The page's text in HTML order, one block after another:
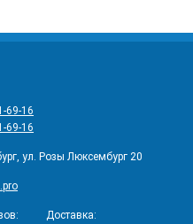
69-16
69-16
ул. Розы Люксембург 20
Доставка: